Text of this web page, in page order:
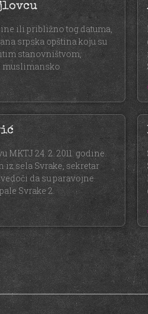
ili približno tog datuma,
srpska opština koju su
stanovništvom,
muslimansko
MKTJ 24. 2. 2011. godine.
sela Svrake, sekretar
da su paravojne
Svrake 2.